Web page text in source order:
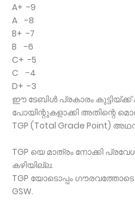
A+ -9
A -8
B+ -7
B -6
C+ -5
C -4
D+ -3
ഈ ടേബിൾ പ്രകാരം
പോയിന്റുകളാക്കി
TGP (Total Grade Point)
TGP യെ മാത്രം നോക്കി
കഴിയില്ല.
TGP യോടൊപ്പം
GSW.